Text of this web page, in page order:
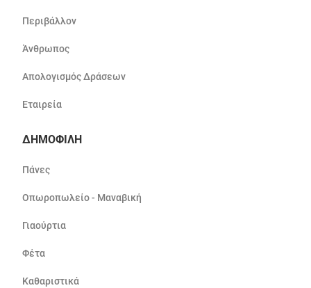
Περιβάλλον
Άνθρωπος
Απολογισμός Δράσεων
Εταιρεία
ΔΗΜΟΦΙΛΗ
Πάνες
Οπωροπωλείο - Μαναβική
Γιαούρτια
Φέτα
Καθαριστικά